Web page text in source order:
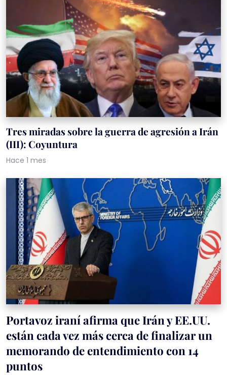
Tres miradas sobre la guerra de agresión a Irán
(III): Coyuntura
Hace 1 mes
Portavoz iraní afirma que Irán y EE.UU.
están cada vez más cerca de finalizar un
memorando de entendimiento con 14
puntos